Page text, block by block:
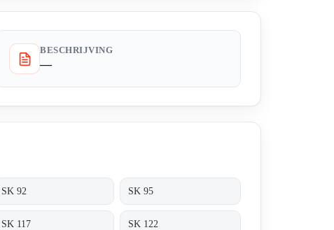
BESCHRIJVING
—
SK 92 SK 95
SK 117 SK 122